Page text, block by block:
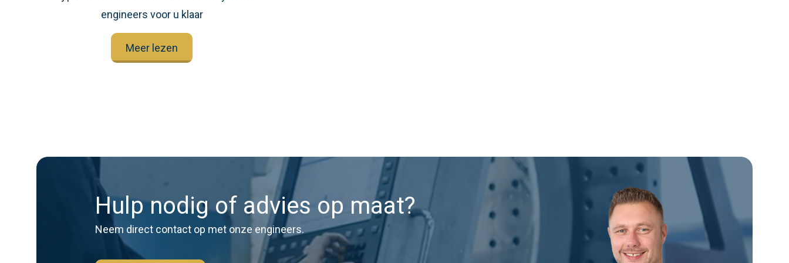
engineers voor u klaar
Meer lezen
Hulp nodig of advies op maat?
Neem direct contact op met onze engineers.